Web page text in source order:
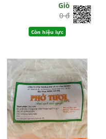
Giò
0 đ
Còn hiệu lực